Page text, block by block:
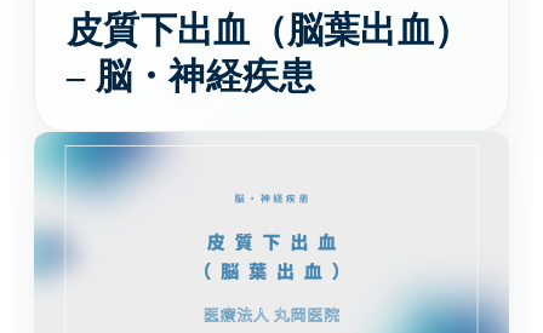
消化器内科
胃痛や腹痛、逆流性食道炎など消化器症状に対応し
ます。
高血圧や不整脈、動悸など循環器症状を診療しま
月経や更年期など女性特有のお悩みに寄り添いま
皮質下出血（脳葉出血）
– 脳・神経疾患